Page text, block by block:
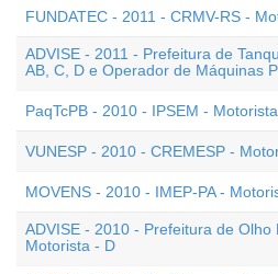
FUNDATEC - 2011 - CRMV-RS -
ADVISE - 2011 - Prefeitura de
AB, C, D e Operador de Máquinas
PaqTcPB - 2010 - IPSEM - Motorista
VUNESP - 2010 - CREMESP -
MOVENS - 2010 - IMEP-PA -
ADVISE - 2010 - Prefeitura de Olho
Motorista - D